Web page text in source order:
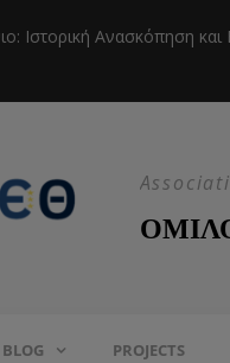
Ιστορική Ανασκόπηση και
BLOG PROJECTS